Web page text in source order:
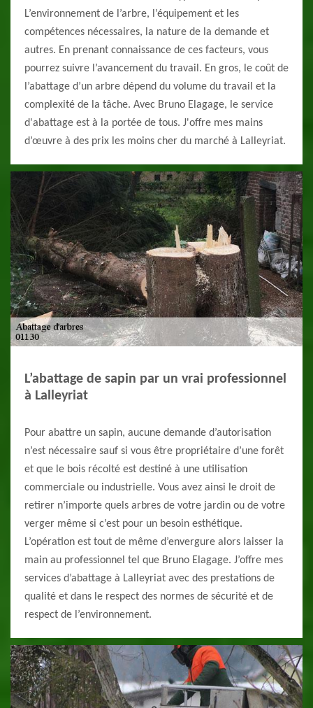
L’environnement de l’arbre, l’équipement et les
compétences nécessaires, la nature de la demande et
autres. En prenant connaissance de ces facteurs, vous
pourrez suivre l’avancement du travail. En gros, le coût de
l’abattage d’un arbre dépend du volume du travail et la
complexité de la tâche. Avec Bruno Elagage, le service
d'abattage est à la portée de tous. J'offre mes mains
d’œuvre à des prix les moins cher du marché à Lalleyriat.
L’abattage de sapin par un vrai professionnel
à Lalleyriat
Pour abattre un sapin, aucune demande d’autorisation
n’est nécessaire sauf si vous être propriétaire d’une forêt
et que le bois récolté est destiné à une utilisation
commerciale ou industrielle. Vous avez ainsi le droit de
retirer n’importe quels arbres de votre jardin ou de votre
verger même si c’est pour un besoin esthétique.
L’opération est tout de même d’envergure alors laisser la
main au professionnel tel que Bruno Elagage. J’offre mes
services d’abattage à Lalleyriat avec des prestations de
qualité et dans le respect des normes de sécurité et de
respect de l’environnement.